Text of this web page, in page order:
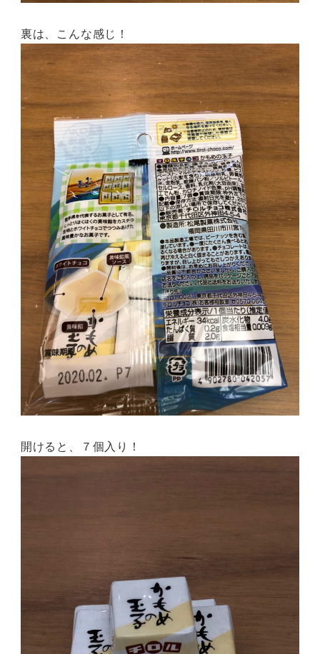
裏は、こんな感じ！
開けると、７個入り！